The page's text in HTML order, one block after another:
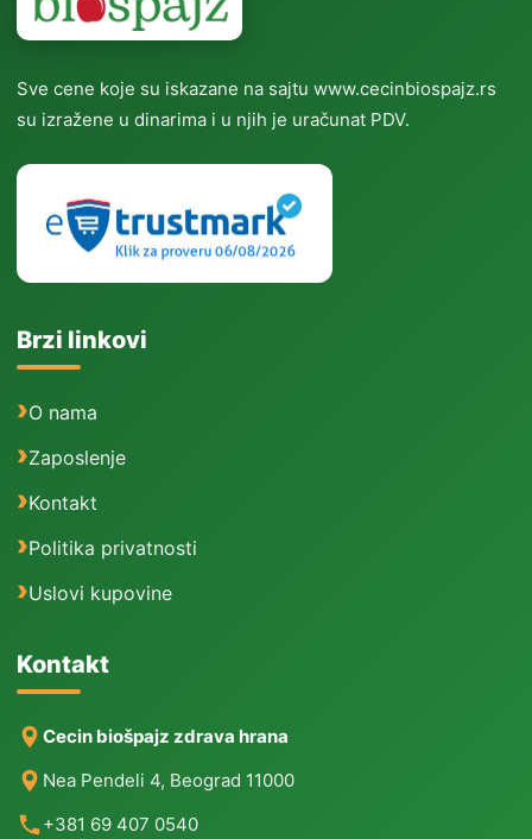
Sve cene koje su iskazane na sajtu www.cecinbiospajz.rs
su izražene u dinarima i u njih je uračunat PDV.
Brzi linkovi
O nama
Zaposlenje
Kontakt
Politika privatnosti
Uslovi kupovine
Kontakt
Cecin biošpajz zdrava hrana
Nea Pendeli 4, Beograd 11000
+381 69 407 0540